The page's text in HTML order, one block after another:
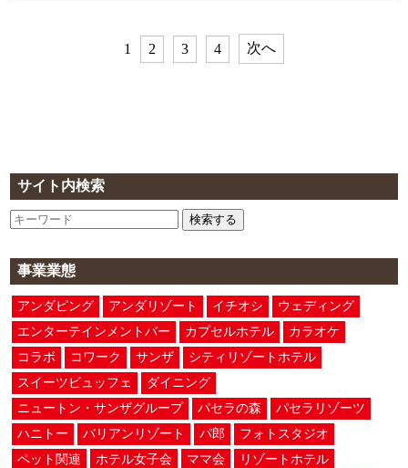
サイト内検索
検索する
事業業態
アンダピング アンダリゾート イチオシ
ウェディング
エンターテインメントバー
カプセルホテル
カラオケ
コラボ
コワーク サンザ
シティリゾートホテル
スイーツビュッフェ
ダイニング
ニュートン・サンザグループ
パセラの森
パセラリゾーツ
ハニトー
バリアンリゾート パ郎
フォトスタジオ
ペット関連
ホテル女子会 ママ会
リゾートホテル
1 2 3 4 次へ